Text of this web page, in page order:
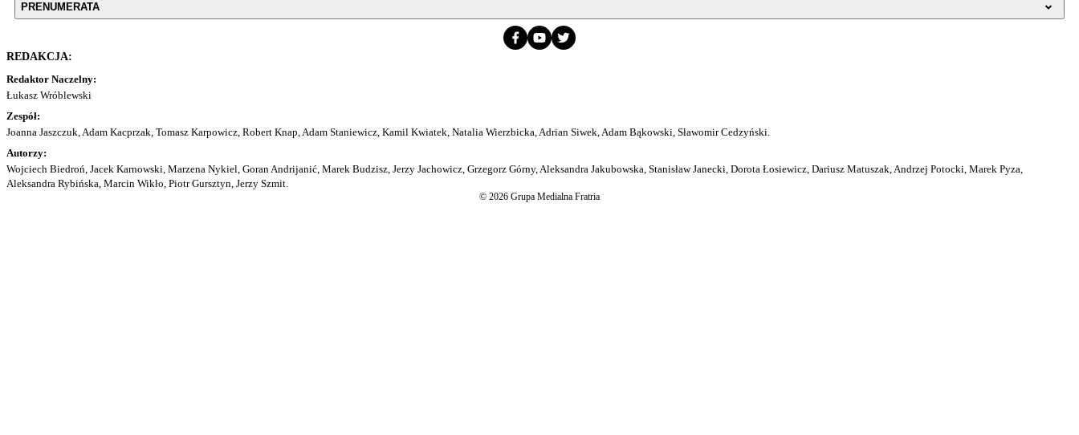
PRENUMERATA
REDAKCJA:
Redaktor Naczelny:
Łukasz Wróblewski
Zespół:
Joanna Jaszczuk, Adam Kacprzak, Tomasz Karpowicz, Robert Knap, Adam Staniewicz, Kamil Kwiatek, Natalia Wierzbicka, Adrian Siwek, Adam Bąkowski, Sławomir Cedzyński.
Autorzy:
Wojciech Biedroń, Jacek Karnowski, Marzena Nykiel, Goran Andrijanić, Marek Budzisz, Jerzy Jachowicz, Grzegorz Górny, Aleksandra Jakubowska, Stanisław Janecki, Dorota Łosiewicz, Dariusz Matuszak, Andrzej Potocki, Marek Pyza,
Aleksandra Rybińska, Marcin Wikło, Piotr Gursztyn, Jerzy Szmit.
© 2026 Grupa Medialna Fratria